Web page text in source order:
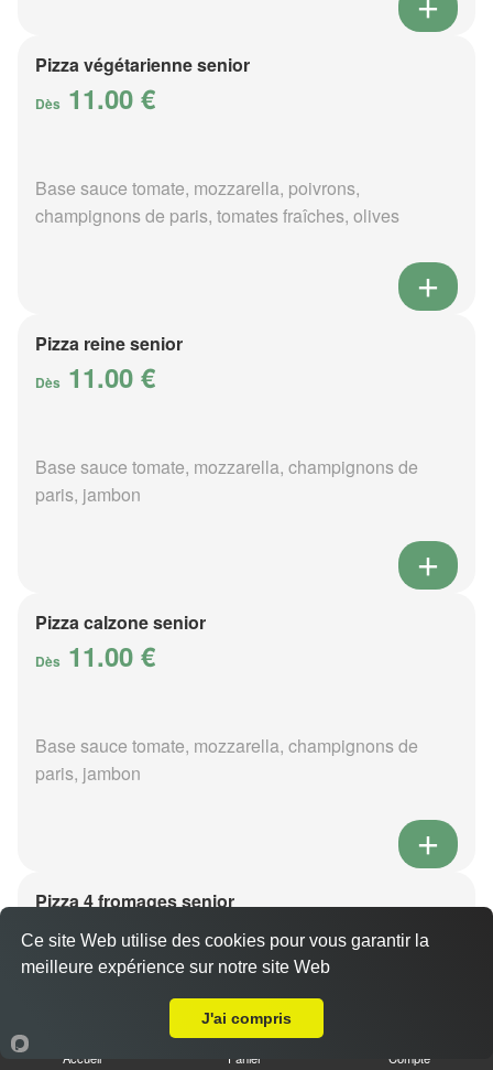
Pizza végétarienne senior
Dès 11.00 €
Base sauce tomate, mozzarella, poivrons,
champignons de paris, tomates fraîches, olives
Pizza reine senior
Dès 11.00 €
Base sauce tomate, mozzarella, champignons de
paris, jambon
Pizza calzone senior
Dès 11.00 €
Base sauce tomate, mozzarella, champignons de
paris, jambon
Pizza 4 fromages senior
Dès11.00 €
Base sauce tomate, mozzarella, roquefort, chèvre,
Accueil Panier Compte
Ce site Web utilise des cookies pour vous garantir la
meilleure expérience sur notre site Web
J'ai compris